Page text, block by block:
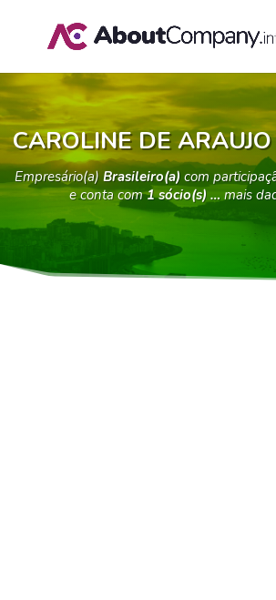
CAROLINE DE
Empresário(a)Brasileiro(a) com
e conta com1 sócio(s) …mais